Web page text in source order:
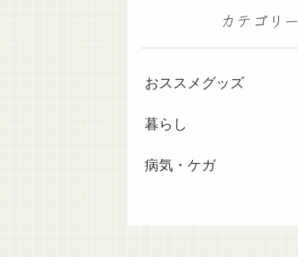
カテゴリー
おススメグッズ
暮らし
病気・ケガ